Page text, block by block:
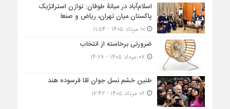
اسلام‌آباد در میانۀ طوفان: توازن استراتژیک
پاکستان میان تهران، ریاض و صنعا
۱۰ مرداد ۱۴۰۵ - ۱۱:۵۴
ضرورتی برخاسته از انتخاب
طنین خشم نسل جوان امّا فرسوده هند
۰۶ مرداد ۱۴۰۵ - ۱۲:۴۲